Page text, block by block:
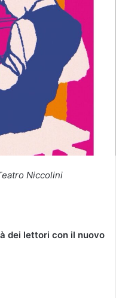
Niccolini
dei lettori con il nuovo